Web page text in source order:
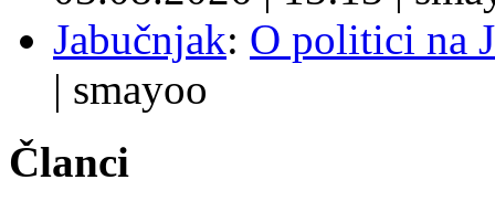
Jabučnjak: O politici na
| smayoo
Članci